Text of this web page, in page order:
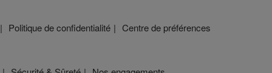
Politique de confidentialité Centre de préférences